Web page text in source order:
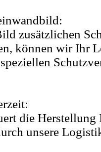
zusätzlichen
können wir Ihr
die
unsere